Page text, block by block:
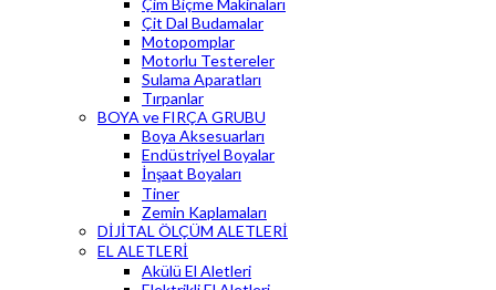
Çim Biçme Makinaları
Çit Dal Budamalar
Motopomplar
Motorlu Testereler
Sulama Aparatları
Tırpanlar
BOYA ve FIRÇA GRUBU
Boya Aksesuarları
Endüstriyel Boyalar
İnşaat Boyaları
Tiner
Zemin Kaplamaları
DİJİTAL ÖLÇÜM ALETLERİ
EL ALETLERİ
Akülü El Aletleri